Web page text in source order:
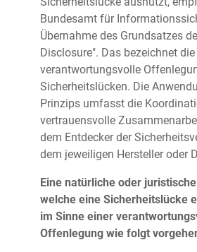
Bundesamt für
Übernahme des Grundsatzes
Disclosure". Das bezeichnet die
verantwortungsvolle
Sicherheitslücken. Die
Prinzips umfasst die
vertrauensvolle
dem Entdecker der
dem jeweiligen Hersteller oder
Eine natürliche oder
welche eine Sicherheitslücke
im Sinne einer
Offenlegung wie folgt